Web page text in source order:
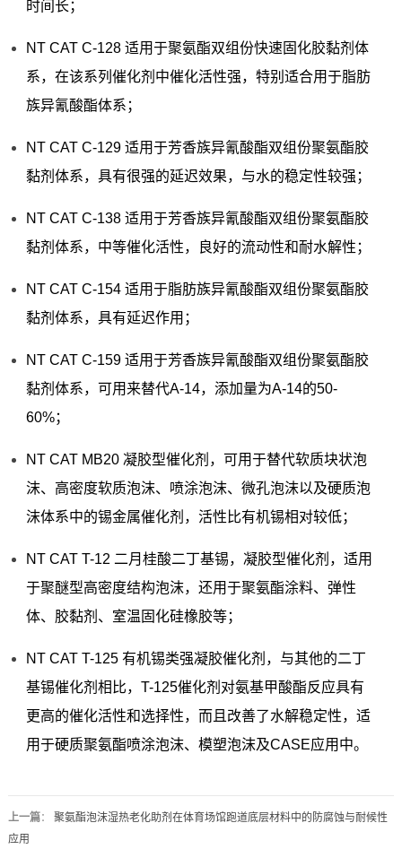
时间长；
NT CAT C-128 适用于聚氨酯双组份快速固化胶黏剂体
系，在该系列催化剂中催化活性强，特别适合用于脂肪
族异氰酸酯体系；
NT CAT C-129 适用于芳香族异氰酸酯双组份聚氨酯胶
黏剂体系，具有很强的延迟效果，与水的稳定性较强；
NT CAT C-138 适用于芳香族异氰酸酯双组份聚氨酯胶
黏剂体系，中等催化活性，良好的流动性和耐水解性；
NT CAT C-154 适用于脂肪族异氰酸酯双组份聚氨酯胶
黏剂体系，具有延迟作用；
NT CAT C-159 适用于芳香族异氰酸酯双组份聚氨酯胶
黏剂体系，可用来替代A-14，添加量为A-14的50-
60%；
NT CAT MB20 凝胶型催化剂，可用于替代软质块状泡
沫、高密度软质泡沫、喷涂泡沫、微孔泡沫以及硬质泡
沫体系中的锡金属催化剂，活性比有机锡相对较低；
NT CAT T-12 二月桂酸二丁基锡，凝胶型催化剂，适用
于聚醚型高密度结构泡沫，还用于聚氨酯涂料、弹性
体、胶黏剂、室温固化硅橡胶等；
NT CAT T-125 有机锡类强凝胶催化剂，与其他的二丁
基锡催化剂相比，T-125催化剂对氨基甲酸酯反应具有
更高的催化活性和选择性，而且改善了水解稳定性，适
用于硬质聚氨酯喷涂泡沫、模塑泡沫及CASE应用中。
上一篇： 聚氨酯泡沫湿热老化助剂在体育场馆跑道底层材料中的防腐蚀与耐候性
应用